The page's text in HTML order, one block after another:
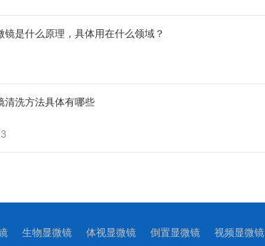
镜是什么原理，具体用在什么领域？
清洗方法具体有哪些
生物显微镜 体视显微镜 倒置显微镜 视频显微镜